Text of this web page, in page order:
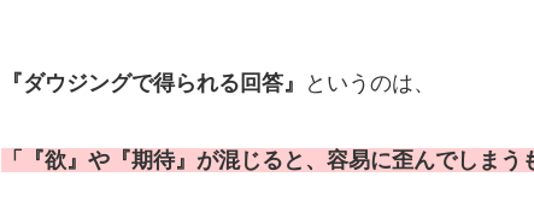
『ダウジングで得られる回答』 というのは、
「『欲』や『期待』が混じると、容易に歪んでしまう